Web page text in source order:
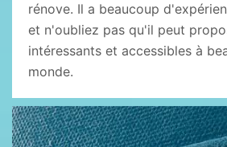
rénove. Il a beaucoup
et n'oubliez pas qu'il peut
intéressants et accessibles à
monde.